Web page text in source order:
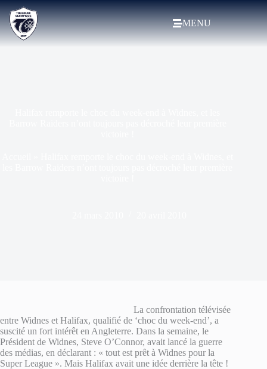
MENU
La confrontation télévisée
entre Widnes et Halifax, qualifié de ‘choc du week-end’, a
suscité un fort intérêt en Angleterre. Dans la semaine, le
Président de Widnes, Steve O’Connor, avait lancé la guerre
des médias, en déclarant : « tout est prêt à Widnes pour la
Super League ». Mais Halifax avait une idée derrière la tête !